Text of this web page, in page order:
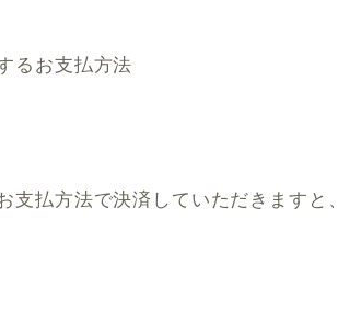
るお支払方法
払方法で決済していただきますと、